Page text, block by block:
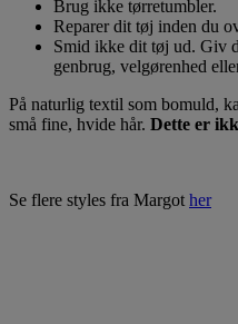
Brug ikke tørretumbler.
Reparer dit tøj inden du
Smid ikke dit tøj ud. Giv
genbrug, velgørenhed
På naturlig textil som bomuld,
små fine, hvide hår. Dette er
Se flere styles fra Margot her